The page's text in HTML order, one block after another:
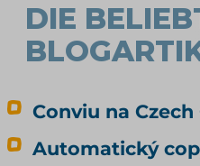
DIE
Conviu na
Automatický